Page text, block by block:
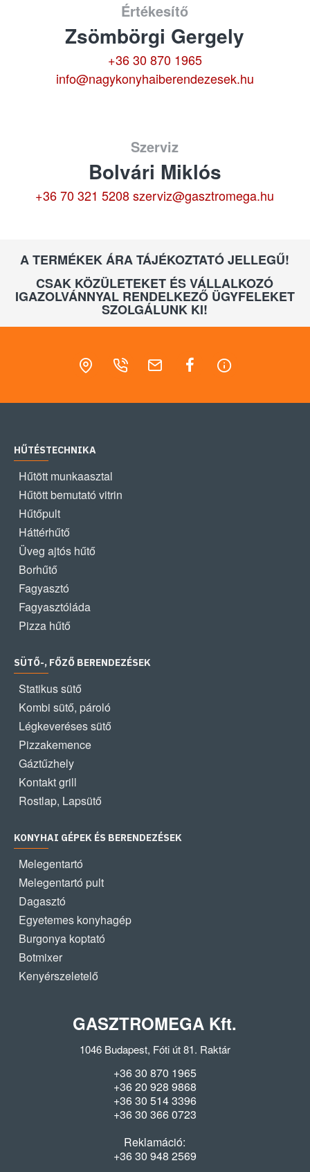
Értékesítő
Zsömbörgi Gergely
+36 30 870 1965
info@nagykonyhaiberendezesek.hu
Szerviz
Bolvári Miklós
+36 70 321 5208 szerviz@gasztromega.hu
A TERMÉKEK ÁRA TÁJÉKOZTATÓ JELLEGŰ!
CSAK KÖZÜLETEKET ÉS VÁLLALKOZÓ
IGAZOLVÁNNYAL RENDELKEZŐ ÜGYFELEKET
SZOLGÁLUNK KI!
HŰTÉSTECHNIKA
Hűtött munkaasztal
Hűtött bemutató vitrin
Hűtőpult
Háttérhűtő
Üveg ajtós hűtő
Borhűtő
Fagyasztó
Fagyasztóláda
Pizza hűtő
SÜTŐ-, FŐZŐ BERENDEZÉSEK
Statikus sütő
Kombi sütő, pároló
Légkeveréses sütő
Pizzakemence
Gáztűzhely
Kontakt grill
Rostlap, Lapsütő
KONYHAI GÉPEK ÉS BERENDEZÉSEK
Melegentartó
Melegentartó pult
Dagasztó
Egyetemes konyhagép
Burgonya koptató
Botmixer
Kenyérszeletelő
GASZTROMEGA Kft.
1046 Budapest, Fóti út 81. Raktár
+36 30 870 1965
+36 20 928 9868
+36 30 514 3396
+36 30 366 0723
Reklamáció:
+36 30 948 2569